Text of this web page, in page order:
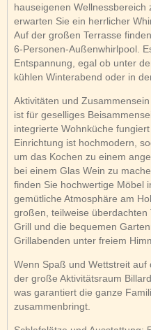
hauseigenen Wellnessbereich
erwarten Sie ein herrlicher
Auf der großen Terrasse
6-Personen-Außenwhirlpool.
Entspannung, egal ob unter
kühlen Winterabend oder in
Aktivitäten und
ist für geselliges
integrierte Wohnküche
Einrichtung ist hochmodern,
um das Kochen zu einem
bei einem Glas Wein zu
finden Sie hochwertige Möbel
gemütliche Atmosphäre am
großen, teilweise
Grill und die bequemen
Grillabenden unter freiem
Wenn Spaß und Wettstreit
der große Aktivitätsraum
was garantiert die ganze
zusammenbringt.